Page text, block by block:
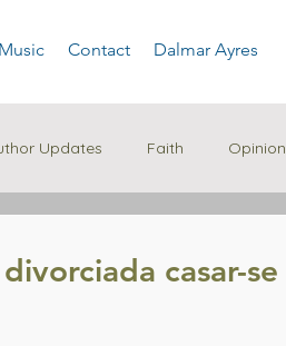
Contact Dalmar Ayres
Updates Faith Opinion
casar-se